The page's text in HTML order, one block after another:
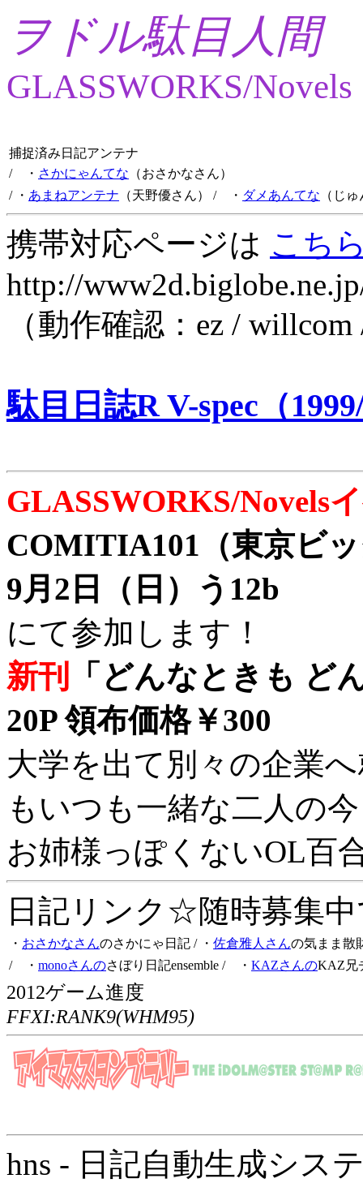
ヲドル駄目人間
GLASSWORKS/Novels
捕捉済み日記アンテナ
/ ・ さかにゃんてな （おさかなさん）
/ ・ あまねアンテナ （天野優さん） / ・ ダメあんてな （じ
携帯対応ページは こち
http://
（動作確認：ez /
駄目日誌R V-spec（
GLASSWORKS/Novels
COMITIA101（東京ビ
9月2日（日）う12b
にて参加します！
新刊
「どんなときも ど
20P 領布価格￥300
大学を出て別々の企業
もいつも一緒な二人の
お姉様っぽくないOL百
日記リンク☆随時募集
・ おさかなさんのさかにゃ日記 / ・ 佐倉雅人さんの気まま散
/ ・ monoさんのさぼり日記ensemble / ・ KAZさんのKAZ兄
2012ゲーム進度
FFXI:RANK9(WHM95)
hns - 日記自動生成シス